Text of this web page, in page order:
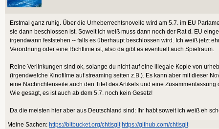
Erstmal ganz ruhig. Über die Urheberrechtsnovelle wird am 5.7. im EU
sie dann beschlossen ist. Soweit ich weiß muss dann noch der Rat d. EU
irgendwann feststehen -- falls es überhaupt beschlossen wird. Ich weiß jetzt
Verordnung oder eine Richtlinie ist, also da gibt es eventuell auch Spielraum.
Reine Verlinkungen sind ok, solange du nicht auf eine illegale Kopie von
(irgendwelche Kinofilme auf streaming seiten z.B.). Es kann aber mit dieser
eine Nachrichtenseite auch den Titel des Artikels und eine Zusammenfassung
Wie gesagt, es ist auch ab dem 5.7. noch kein Gesetz!
Da die meisten hier aber aus Deutschland sind: Ihr habt soweit ich weiß eh
Meine Sachen: https://bitbucket.org/chtisgit https://github.com/chtisgit